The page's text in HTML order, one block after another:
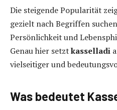
Die steigende Popularität
gezielt nach Begriffen
Persönlichkeit und
Genau hier setztkasselladi
vielseitiger und
Was bedeutet